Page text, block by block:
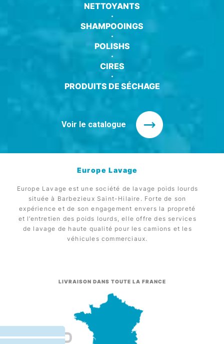
NETTOYANTS
·
SHAMPOOINGS
·
POLISHS
·
CIRES
·
PRODUITS DE SÉCHAGE
Voir le catalogue
Europe Lavage
Europe Lavage est une société de lavage poids lourds
située à Barbezieux Saint-Hilaire. Forte de son
expérience et de son engagement envers la propreté
et l’entretien des poids lourds, elle offre des services
de lavage de haute qualité pour les camions et les
véhicules commerciaux.
LIVRAISON DANS TOUTE LA FRANCE